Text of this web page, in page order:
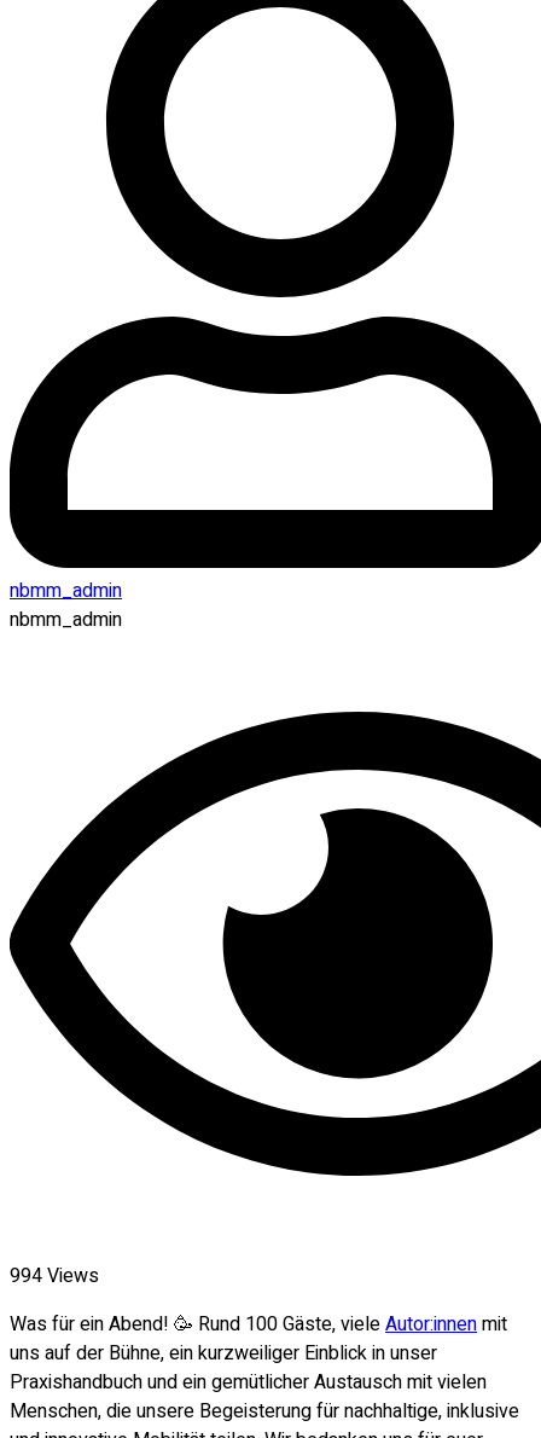
nbmm_admin
nbmm_admin
994Views
Was für ein Abend! 🥳 Rund 100 Gäste, vieleAutor:innenmit
uns auf der Bühne, ein kurzweiliger Einblick in unser
Praxishandbuch und ein gemütlicher Austausch mit vielen
Menschen, die unsere Begeisterung für nachhaltige, inklusive